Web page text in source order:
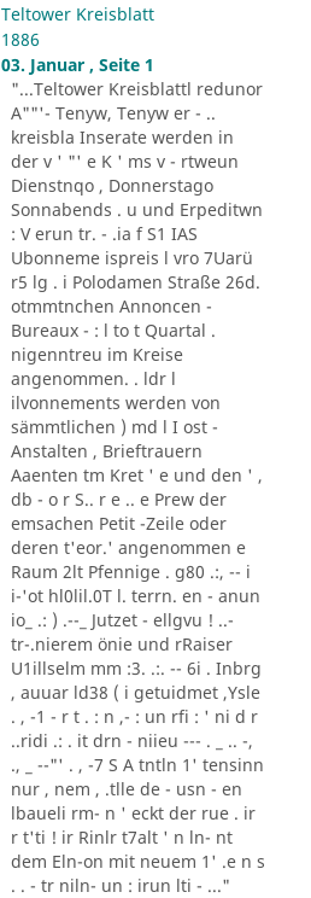
Teltower Kreisblatt
1886
03. Januar , Seite 1
"...Teltower Kreisblattl redunor
A""'- Tenyw, Tenyw er - ..
kreisbla Inserate werden in
der v ' "' e K ' ms v - rtweun
Dienstnqo , Donnerstago
Sonnabends . u und Erpeditwn
: V erun tr. - .ia f S1 IAS
Ubonneme ispreis l vro 7Uarü
r5 lg . i Polodamen Straße 26d.
otmmtnchen Annoncen -
Bureaux - : l to t Quartal .
nigenntreu im Kreise
angenommen. . ldr l
ilvonnements werden von
sämmtlichen ) md l I ost -
Anstalten , Brieftrauern
Aaenten tm Kret ' e und den ' ,
db - o r S.. r e .. e Prew der
emsachen Petit -Zeile oder
deren t'eor.' angenommen e
Raum 2lt Pfennige . g80 .:, -- i
i-'ot hl0lil.0T l. terrn. en - anun
io_ .: ) .--_ Jutzet - ellgvu ! ..-
tr-.nierem önie und rRaiser
U1illselm mm :3. .:. -- 6i . Inbrg
, auuar ld38 ( i getuidmet ,Ysle
. , -1 - r t . : n ,- : un rfi : ' ni d r
..ridi .: . it drn - niieu --- . _ .. -,
., _ --"' . , -7 S A tntln 1' tensinn
nur , nem , .tlle de - usn - en
lbaueli rm- n ' eckt der rue . ir
r t'ti ! ir Rinlr t7alt ' n ln- nt
dem Eln-on mit neuem 1' .e n s
. . - tr niln- un : irun lti - ..."